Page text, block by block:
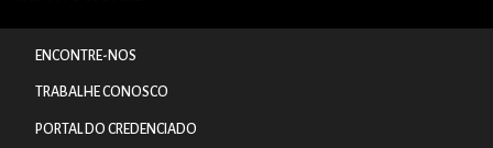
ENCONTRE-NOS
TRABALHE CONOSCO
PORTAL DO CREDENCIADO